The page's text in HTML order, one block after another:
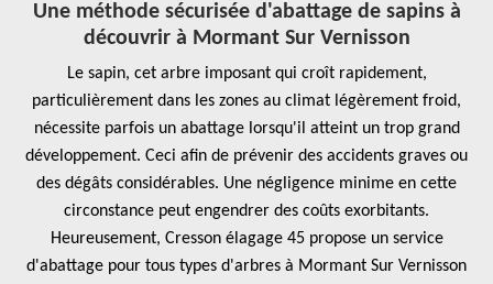
Une méthode sécurisée d'abattage de sapins à
découvrir à Mormant Sur Vernisson
Le sapin, cet arbre imposant qui croît rapidement,
particulièrement dans les zones au climat légèrement froid,
nécessite parfois un abattage lorsqu'il atteint un trop grand
développement. Ceci afin de prévenir des accidents graves ou
des dégâts considérables. Une négligence minime en cette
circonstance peut engendrer des coûts exorbitants.
Heureusement, Cresson élagage 45 propose un service
d'abattage pour tous types d'arbres à Mormant Sur Vernisson